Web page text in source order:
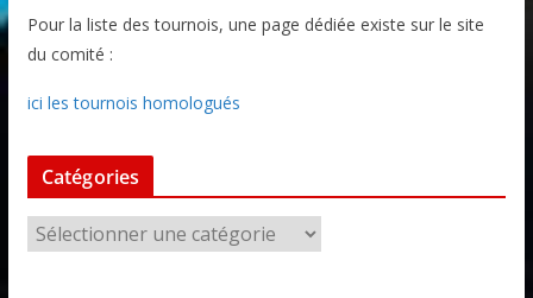
Pour la liste des tournois, une page dédiée existe sur le site
du comité :
ici les tournois homologués
Catégories
a